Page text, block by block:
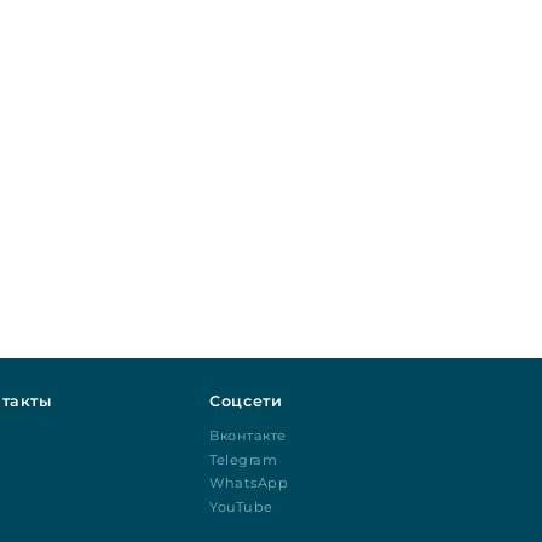
Соцсети
Вконтакте
Telegram
WhatsApp
YouTube